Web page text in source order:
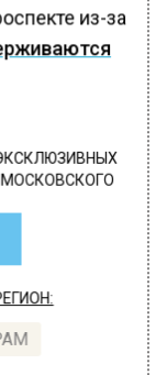
из-за
МОСКОВСКОГО